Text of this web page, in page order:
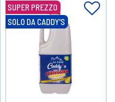
SUPER PREZZO
SOLO DA CADDY'S